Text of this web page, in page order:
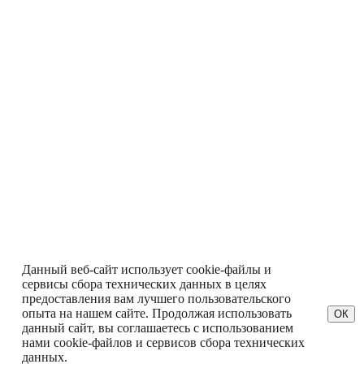
Данный веб-сайт использует cookie-файлы и
сервисы сбора технических данных в целях
предоставления вам лучшего пользовательского
опыта на нашем сайте. Продолжая использовать
данный сайт, вы соглашаетесь с использованием
нами cookie-файлов и сервисов сбора технических
данных.
ОК